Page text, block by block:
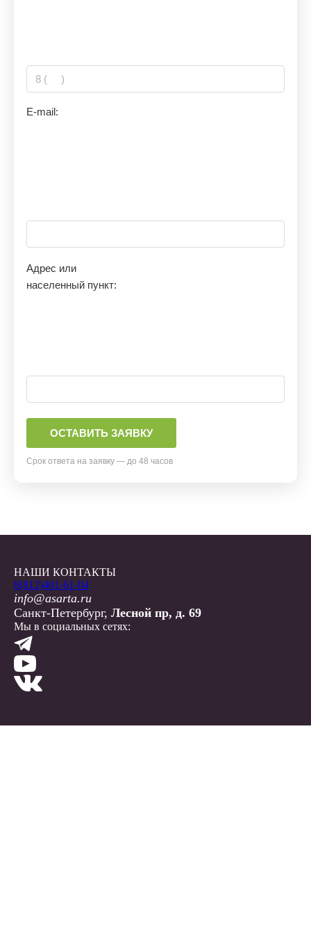
E-mail:
Адрес или
населенный пункт:
Срок ответа на заявку — до 48 часов
НАШИ КОНТАКТЫ
8(812)401-61-04
info@asarta.ru
Санкт-Петербург, Лесной пр, д. 69
Мы в социальных сетях: